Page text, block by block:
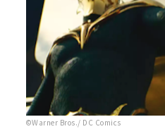
©Warner Bros./ DC Comics